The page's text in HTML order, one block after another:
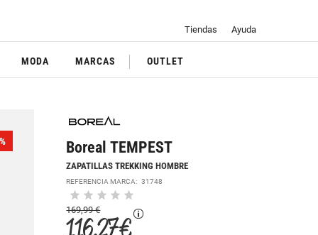
Tiendas Ayuda
MODA MARCAS OUTLET
Boreal TEMPEST
ZAPATILLAS TREKKING HOMBRE
REFERENCIA MARCA:31748
169,99 €
%